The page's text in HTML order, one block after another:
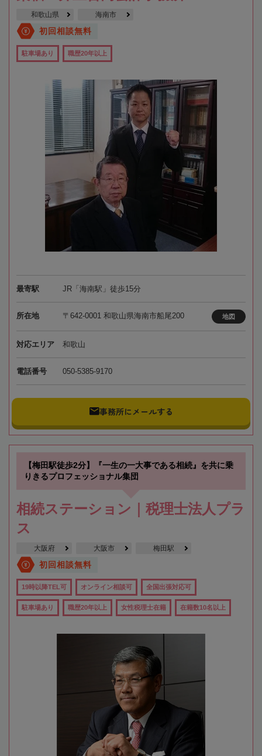
和歌山県 海南市
初回相談無料
駐車場あり 職歴20年以上
最寄駅 JR「海南駅」徒歩15分
所在地 〒642-0001 和歌山県海南市船尾200 地図
対応エリア 和歌山
電話番号 050-5385-9170
事務所にメールする
【梅田駅徒歩2分】『一生の一大事である相続』を共に乗
りきるプロフェッショナル集団
相続ステーション｜税理士法人プラ
ス
大阪府 大阪市 梅田駅
初回相談無料
19時以降TEL可 オンライン相談可 全国出張対応可
駐車場あり 職歴20年以上 女性税理士在籍 在籍数10名以上